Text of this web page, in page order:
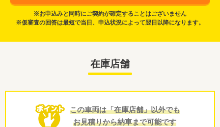
※お申込みと同時にご契約が確定することはございません
※仮審査の回答は最短で当日、申込状況によって翌日以降になります。
在庫店舗
この車両は「在庫店舗」以外でも
お見積りから納車まで可能です